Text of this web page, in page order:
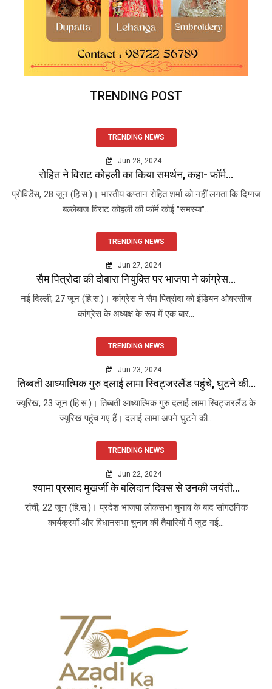
TRENDING POST
TRENDING NEWS
Jun 28, 2024
रोहित ने विराट कोहली का किया समर्थन, कहा- फॉर्म...
प्रोविडेंस, 28 जून (हि.स.)। भारतीय कप्तान रोहित शर्मा को नहीं लगता कि दिग्गज
बल्लेबाज विराट कोहली की फॉर्म कोई "समस्या"...
TRENDING NEWS
Jun 27, 2024
सैम पित्रोदा की दोबारा नियुक्ति पर भाजपा ने कांग्रेस...
नई दिल्ली, 27 जून (हि.स.)। कांग्रेस ने सैम पित्रोदा को इंडियन ओवरसीज
कांग्रेस के अध्यक्ष के रूप में एक बार...
TRENDING NEWS
Jun 23, 2024
तिब्बती आध्यात्मिक गुरु दलाई लामा स्विट्जरलैंड पहुंचे, घुटने की...
ज्यूरिख, 23 जून (हि.स.)। तिब्बती आध्यात्मिक गुरु दलाई लामा स्विट्जरलैंड के
ज्यूरिख पहुंच गए हैं। दलाई लामा अपने घुटने की...
TRENDING NEWS
Jun 22, 2024
श्यामा प्रसाद मुखर्जी के बलिदान दिवस से उनकी जयंती...
रांची, 22 जून (हि.स.)। प्रदेश भाजपा लोकसभा चुनाव के बाद सांगठनिक
कार्यक्रमों और विधानसभा चुनाव की तैयारियों में जुट गई...